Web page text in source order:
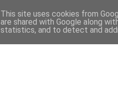
This site uses cookies from
are shared with Google along
statistics, and to detect and